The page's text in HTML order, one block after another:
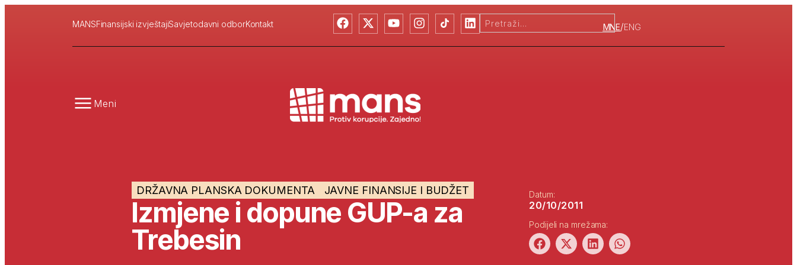
MANSFinansijski izvještajiSavjetodavni odborKontakt MNE/ENG
Meni
DRŽAVNA PLANSKA DOKUMENTA JAVNE FINANSIJE I BUDŽET
Izmjene i dopune GUP-a za
Trebesin
Datum:
20/10/2011
Podijeli na mrežama: